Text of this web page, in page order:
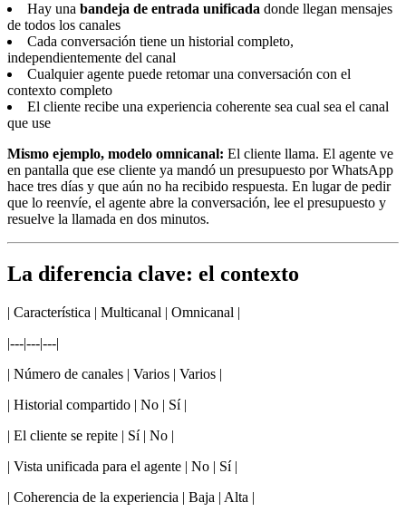
Hay una bandeja de entrada unificada donde llegan mensajes
de todos los canales
Cada conversación tiene un historial completo,
independientemente del canal
Cualquier agente puede retomar una conversación con el
contexto completo
El cliente recibe una experiencia coherente sea cual sea el canal
que use
Mismo ejemplo, modelo omnicanal: El cliente llama. El agente ve
en pantalla que ese cliente ya mandó un presupuesto por WhatsApp
hace tres días y que aún no ha recibido respuesta. En lugar de pedir
que lo reenvíe, el agente abre la conversación, lee el presupuesto y
resuelve la llamada en dos minutos.
La diferencia clave: el contexto
| Característica | Multicanal | Omnicanal |
|---|---|---|
| Número de canales | Varios | Varios |
| Historial compartido | No | Sí |
| El cliente se repite | Sí | No |
| Vista unificada para el agente | No | Sí |
| Coherencia de la experiencia | Baja | Alta |